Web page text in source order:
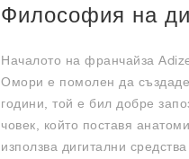
Философия на
Началото на франчайза
Омори е помолен да
години, той е бил добре
човек, който поставя
използва дигитални